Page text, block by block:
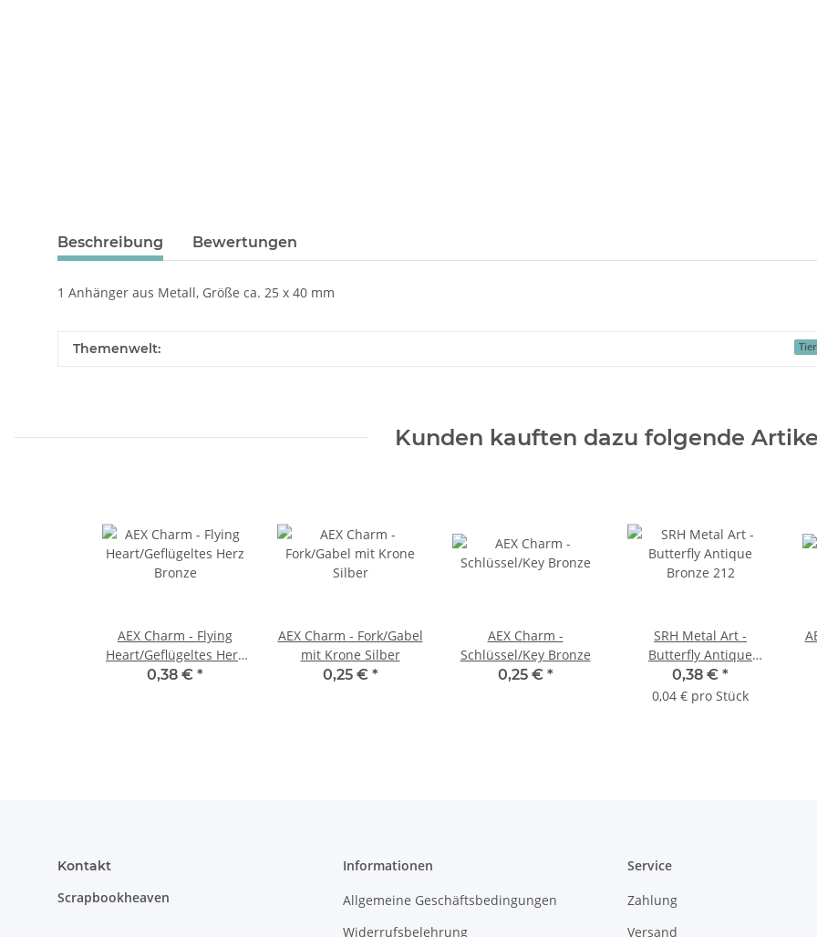
Beschreibung Bewertungen
1 Anhänger aus Metall, Größe ca. 25 x 40 mm
Themenwelt:
Kunden kauften dazu folgende
AEX Charm - Flying
Heart/Geflügeltes Herz
Bronze
0,38 € *
AEX Charm - Fork/Gabel
mit Krone Silber
0,25 € *
AEX Charm -
Schlüssel/Key Bronze
0,25 € *
SRH Metal Art -
Butterfly Antique
Bronze 212
0,38 € *
0,04 € pro Stück
Kontakt
Scrapbookheaven
Informationen
Allgemeine Geschäftsbedingungen
Widerrufsbelehrung
Service
Zahlung
Versand